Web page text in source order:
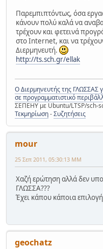
Παρεμπιπτόντως, όσα
κάνουν πολύ καλά να
τρέχουν και φετεινά
στο Internet, και να
Διερμηνευτή.
http://ts.sch.gr/ellak
Ο Διερμηνευτής της ΓΛΩΣΣΑΣ
σε προγραμματιστικό
ΣΕΠΕΗΥ με Ubuntu/LTSP/sch-
Τεκμηρίωση-Συζητήσεις
mour
25 Σεπ 2011, 05:30:13 ΜΜ
Χαζή ερώτηση αλλά δεν
ΓΛΩΣΣΑ???
Έχει κάπου κάποια
geochatz